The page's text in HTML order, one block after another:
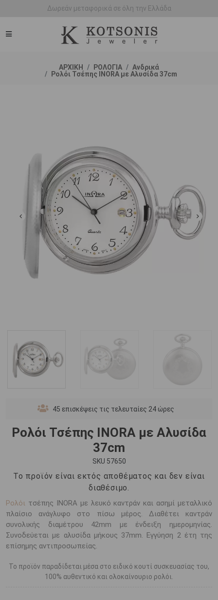
Άμεση παράδοση - Δικαίωμα επιστροφής
ΑΡΧΙΚΗ ΡΟΛΟΓΙΑ
Ανδρικά
Ρολόι Τσέπης INORA με Αλυσίδα 37cm
45 επισκέψεις τις τελευταίες 24 ώρες
Ρολόι Τσέπης INORA με Αλυσίδα
37cm
SKU 57650
Το προϊόν είναι εκτός αποθέματος και δεν είναι
διαθέσιμο.
Ρολόι τσέπης INORA με λευκό καντράν και ασημί μεταλλικό
πλαίσιο ανάγλυφο στο πίσω μέρος. Διαθέτει καντράν
συνολικής διαμέτρου 42mm με ένδειξη ημερομηνίας.
Συνοδεύεται με αλυσίδα μήκους 37mm. Εγγύηση 2 έτη της
επίσημης αντιπροσωπείας.
Το προϊόν παραδίδεται μέσα στο ειδικό κουτί συσκευασίας του,
100% αυθεντικό και ολοκαίνουριο ρολόι.